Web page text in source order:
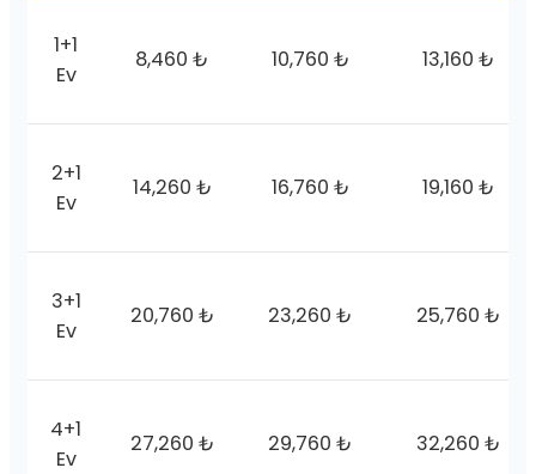
1+1
Ev
8,460 ₺ 10,760 ₺ 13,160 ₺
2+1
Ev
14,260 ₺ 16,760 ₺ 19,160 ₺
3+1
Ev
20,760 ₺ 23,260 ₺ 25,760 ₺
4+1
Ev
27,260 ₺ 29,760 ₺ 32,260 ₺